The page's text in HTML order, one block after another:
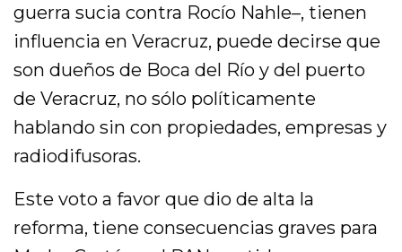
guerra sucia contra Rocío Nahle–, tienen
influencia en Veracruz, puede decirse que
son dueños de Boca del Río y del puerto
de Veracruz, no sólo políticamente
hablando sin con propiedades, empresas y
radiodifusoras.
Este voto a favor que dio de alta la
reforma, tiene consecuencias graves para